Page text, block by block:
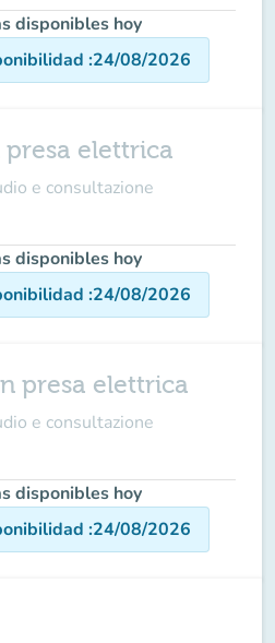
disponibles hoy
:24/08/2026
presa elettrica
e consultazione
disponibles hoy
:24/08/2026
presa elettrica
e consultazione
disponibles hoy
:24/08/2026